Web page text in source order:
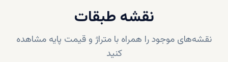
نقشه طبقات
نقشه‌های موجود را همراه با متراژ و قیمت پایه مشاهده
کنید